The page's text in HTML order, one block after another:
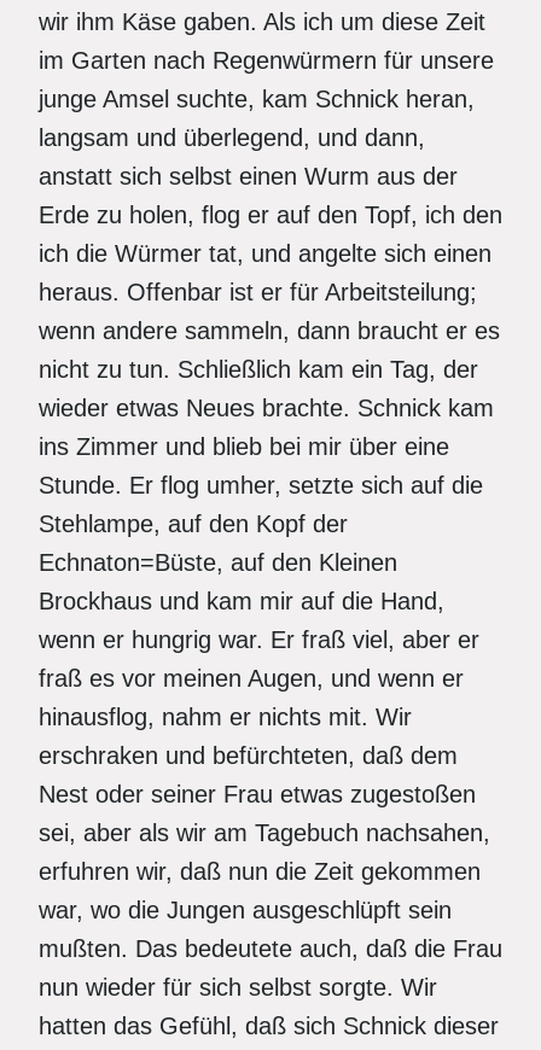
wir ihm Käse gaben. Als ich um diese Zeit
im Garten nach Regenwürmern für unsere
junge Amsel suchte, kam Schnick heran,
langsam und überlegend, und dann,
anstatt sich selbst einen Wurm aus der
Erde zu holen, flog er auf den Topf, ich den
ich die Würmer tat, und angelte sich einen
heraus. Offenbar ist er für Arbeitsteilung;
wenn andere sammeln, dann braucht er es
nicht zu tun. Schließlich kam ein Tag, der
wieder etwas Neues brachte. Schnick kam
ins Zimmer und blieb bei mir über eine
Stunde. Er flog umher, setzte sich auf die
Stehlampe, auf den Kopf der
Echnaton=Büste, auf den Kleinen
Brockhaus und kam mir auf die Hand,
wenn er hungrig war. Er fraß viel, aber er
fraß es vor meinen Augen, und wenn er
hinausflog, nahm er nichts mit. Wir
erschraken und befürchteten, daß dem
Nest oder seiner Frau etwas zugestoßen
sei, aber als wir am Tagebuch nachsahen,
erfuhren wir, daß nun die Zeit gekommen
war, wo die Jungen ausgeschlüpft sein
mußten. Das bedeutete auch, daß die Frau
nun wieder für sich selbst sorgte. Wir
hatten das Gefühl, daß sich Schnick dieser